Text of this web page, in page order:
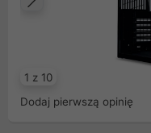
1 z 10
Poprzedni
Dodaj pierwszą opinię